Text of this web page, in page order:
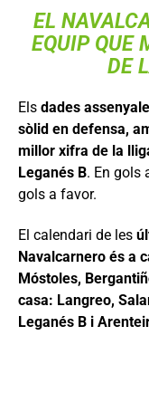
EL
EQUIP QUE
DE
Els dades
sòlid en defensa,
millor xifra de la
Leganés B. En gols
gols a favor.
El calendari de les
Navalcarnero és a
Móstoles,
casa: Langreo,
Leganés B i